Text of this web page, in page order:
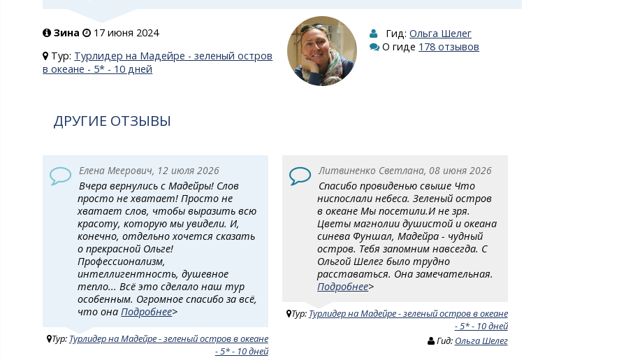
Зина
17 июня 2024
Тур: Турлидер на Мадейре - зеленый остров
в океане - 5* - 10 дней
Гид:Ольга Шелег
О гиде 178 отзывов
ДРУГИЕ ОТЗЫВЫ
Елена Меерович, 12 июля 2026
Вчера вернулись с Мадейры! Слов
просто не хватает! Просто не
хватает слов, чтобы выразить всю
красоту, которую мы увидели. И,
конечно, отдельно хочется сказать
о прекрасной Ольге!
Профессионализм,
интеллигентность, душевное
тепло... Всё это сделало наш тур
особенным. Огромное спасибо за всё,
что она Подробнее>
Тур: Турлидер на Мадейре - зеленый остров в океане
- 5* - 10 дней
Литвиненко Светлана, 08 июня 2026
Спасибо провиденью свыше Что
ниспослали небеса. Зеленый остров
в океане Мы посетили.И не зря.
Цветы магнолии душистой и океана
синева Фуншал, Мадейра - чудный
остров. Тебя запомним навсегда. С
Ольгой Шелег было трудно
расставаться. Она замечательная.
Подробнее>
Тур: Турлидер на Мадейре - зеленый остров в океане
- 5* - 10 дней
Гид: Ольга Шелег